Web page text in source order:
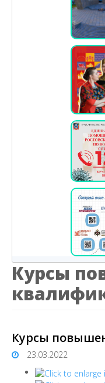
Курсы
Курсы
23.03.2022